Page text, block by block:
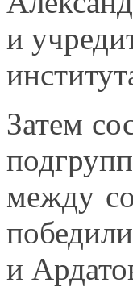
и
Затем
между
и